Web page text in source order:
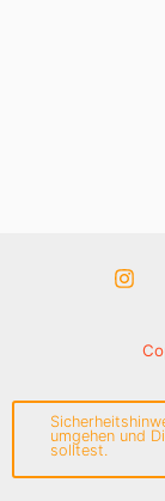
umgehen und
solltest.